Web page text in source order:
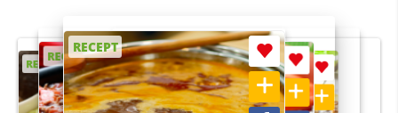
RECEPT
RECEPT
RECEPT
RECEPT
RECEPT